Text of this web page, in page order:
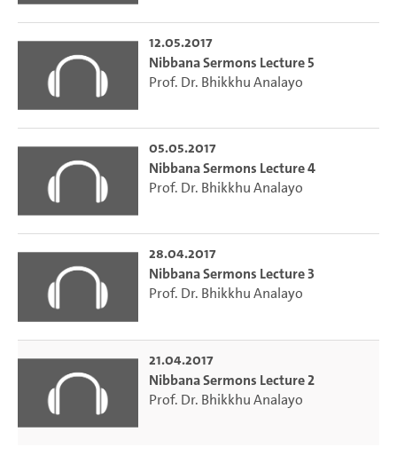
12.05.2017
Nibbana Sermons Lecture 5
Prof. Dr. Bhikkhu Analayo
05.05.2017
Nibbana Sermons Lecture 4
Prof. Dr. Bhikkhu Analayo
28.04.2017
Nibbana Sermons Lecture 3
Prof. Dr. Bhikkhu Analayo
21.04.2017
Nibbana Sermons Lecture 2
Prof. Dr. Bhikkhu Analayo